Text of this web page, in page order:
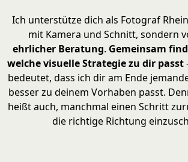
Ich unterstütze dich als Fotograf
mit Kamera und Schnitt, sondern
ehrlicher Beratung. Gemeinsam
welche visuelle Strategie zu dir passt
bedeutet, dass ich dir am Ende
besser zu deinem Vorhaben passt.
heißt auch, manchmal einen Schritt
die richtige Richtung